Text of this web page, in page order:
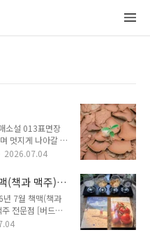
소설 013표면장
멋지게 나아갈 제
위선으로 가득
뭐?""곧 제한 급
는데 가뭄이 더
한 급수면 학교
했는데 물 안 나
지 3개월째. 식
2026.07.04
(책과 맥주)
년 7월 책맥(책과
전문점 [버드나
함께 즐기면 좋